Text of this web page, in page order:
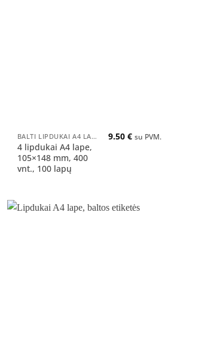
BALTI LIPDUKAI A4 LAPUOSE
4 lipdukai A4 lape,
105×148 mm, 400
vnt., 100 lapų
9.50 € su PVM.